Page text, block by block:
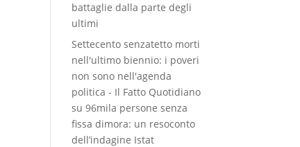
battaglie dalla parte degli
ultimi
Settecento senzatetto morti
nell'ultimo biennio: i poveri
non sono nell'agenda
politica - Il Fatto Quotidiano
su96mila persone senza
fissa dimora: un resoconto
dell’indagine Istat